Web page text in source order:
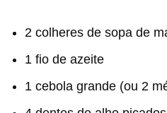
2 colheres de sopa de
1 fio de azeite
1 cebola grande (ou 2